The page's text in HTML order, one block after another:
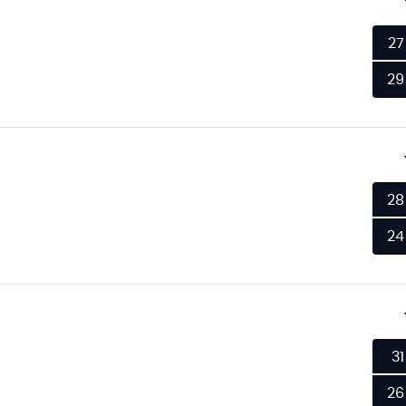
27
29
28
24
31
26